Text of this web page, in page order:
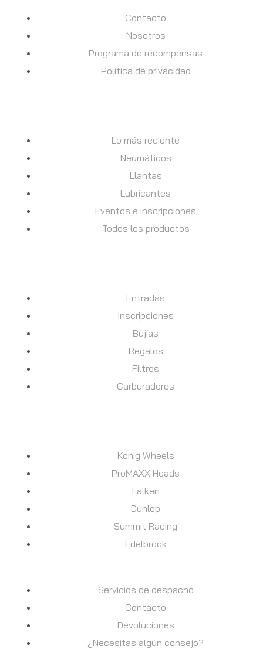
Contacto
Nosotros
Programa de recompensas
Política de privacidad
Lo más reciente
Neumáticos
Llantas
Lubricantes
Eventos e inscripciones
Todos los productos
Entradas
Inscripciones
Bujías
Regalos
Filtros
Carburadores
Konig Wheels
ProMAXX Heads
Falken
Dunlop
Summit Racing
Edelbrock
Servicios de despacho
Contacto
Devoluciones
¿Necesitas algún consejo?